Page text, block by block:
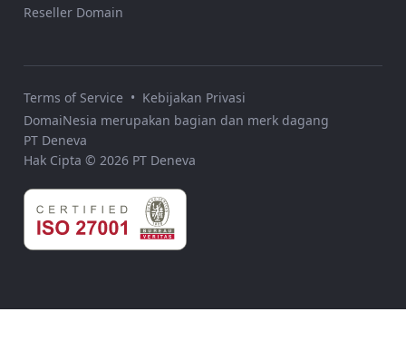
Reseller Domain
Terms of Service • Kebijakan Privasi
DomaiNesia merupakan bagian dan merk dagang
PT Deneva
Hak Cipta © 2026 PT Deneva